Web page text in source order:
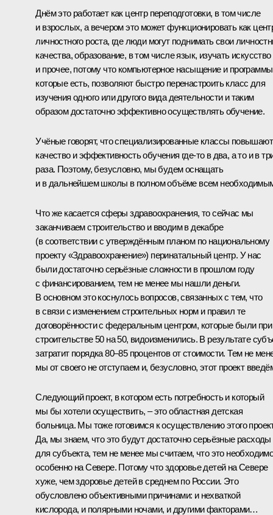
Днём это работает как центр переподготовки, в том числе
и взрослых, а вечером это может функционировать как
личностного роста, где люди могут поднимать свои
качества, образование, в том числе язык, изучать искусство
и прочее, потому что компьютерное насыщение и
которые есть, позволяют быстро перенастроить класс для
изучения одного или другого вида деятельности и таким
образом достаточно эффективно осуществлять обучение.
Учёные говорят, что специализированные классы повышают
качество и эффективность обучения где‑то в два, а то и в
раза. Поэтому, безусловно, мы будем оснащать
и в дальнейшем школы в полном объёме всем
Что же касается сферы здравоохранения, то сейчас мы
заканчиваем строительство и вводим в декабре
(в соответствии с утверждённым планом по национальному
проекту «Здравоохранение») перинатальный центр. У нас
были достаточно серьёзные сложности в прошлом году
с финансированием, тем не менее мы нашли деньги.
В основном это коснулось вопросов, связанных с тем, что
в связи с изменением строительных норм и правил те
договорённости с федеральным центром, которые были при
строительстве 50 на 50, видоизменились. В результате
затратит порядка 80–85 процентов от стоимости. Тем не
мы от своего не отступаем и, безусловно, этот проект
Следующий проект, в котором есть потребность и который
мы бы хотели осуществить, – это областная детская
больница. Мы тоже готовимся к осуществлению этого
Да, мы знаем, что это будут достаточно серьёзные расходы
для субъекта, тем не менее мы считаем, что это
особенно на Севере. Потому что здоровье детей на Севере
хуже, чем здоровье детей в среднем по России. Это
обусловлено объективными причинами: и нехваткой
кислорода, и полярными ночами, и другими факторами…